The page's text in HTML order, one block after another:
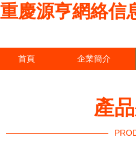
重慶源亨網絡信
首頁 企業簡介
產